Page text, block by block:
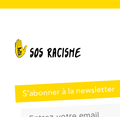
S’abonner à la newsletter